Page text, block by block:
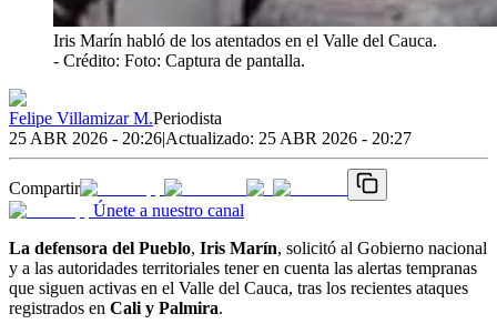
Iris Marín habló de los atentados en el Valle del Cauca.
- Crédito: Foto: Captura de pantalla.
Felipe Villamizar M.Periodista
25 ABR 2026 - 20:26|Actualizado: 25 ABR 2026 - 20:27
Compartir
Únete a nuestro canal
La defensora del Pueblo, Iris Marín, solicitó al Gobierno nacional
y a las autoridades territoriales tener en cuenta las alertas tempranas
que siguen activas en el Valle del Cauca, tras los recientes ataques
registrados en Cali y Palmira.